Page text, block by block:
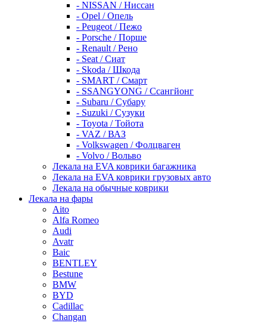
- NISSAN / Ниссан
- Opel / Опель
- Peugeot / Пежо
- Porsche / Порше
- Renault / Рено
- Seat / Сиат
- Skoda / Шкода
- SMART / Смарт
- SSANGYONG / Ссангйонг
- Subaru / Субару
- Suzuki / Сузуки
- Toyota / Тойота
- VAZ / ВАЗ
- Volkswagen / Фолцваген
- Volvo / Вольво
Лекала на EVA коврики багажника
Лекала на EVA коврики грузовых авто
Лекала на обычные коврики
Лекала на фары
Aito
Alfa Romeo
Audi
Avatr
Baic
BENTLEY
Bestune
BMW
BYD
Cadillac
Changan